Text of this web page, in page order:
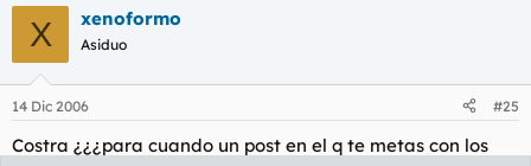
X xenoformo
Asiduo
14 Dic 2006 #25
Costra ¿¿¿para cuando un post en el q te metas con los